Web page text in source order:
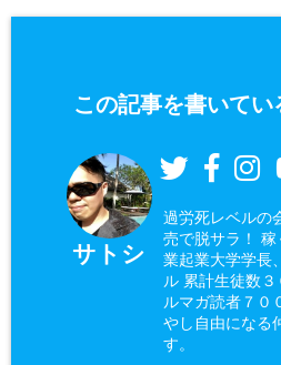
この記事を書いてい
サトシ
過労死レベルの
売で脱サラ！ 稼
業起業大学学長
ル 累計生徒数
ルマガ読者７０
やし自由になる
す。